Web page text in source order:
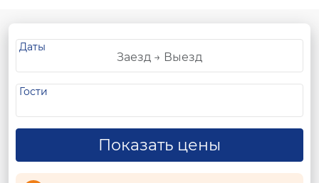
Даты
Гости
Показать цены